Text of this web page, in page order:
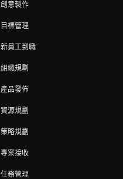
創意製作
目標管理
新員工到職
組織規劃
產品發佈
資源規劃
策略規劃
專案接收
任務管理